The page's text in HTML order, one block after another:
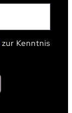
zur Kenntnis